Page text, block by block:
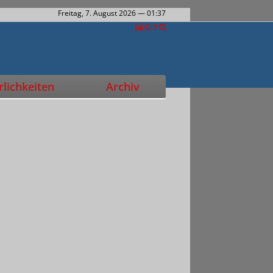
Freitag, 7. August 2026— 01:37
Archiv